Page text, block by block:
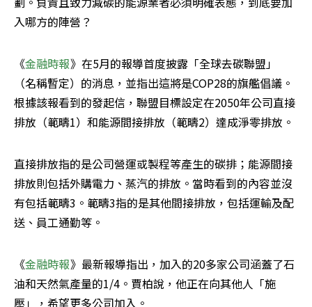
入哪方的陣營？
《金融時報》在5月的報導首度披露「全球去碳聯盟」
（名稱暫定）的消息，並指出這將是COP28的旗艦倡議。
根據該報看到的發起信，聯盟目標設定在2050年公司直接
排放（範疇1）和能源間接排放（範疇2）達成淨零排放。
直接排放指的是公司營運或製程等產生的碳排；能源間接
排放則包括外購電力、蒸汽的排放。當時看到的內容並沒
有包括範疇3。範疇3指的是其他間接排放，包括運輸及配
送、員工通勤等。
《金融時報》最新報導指出，加入的20多家公司涵蓋了石
油和天然氣產量的1/4。賈柏說，他正在向其他人「施
壓」，希望更多公司加入。